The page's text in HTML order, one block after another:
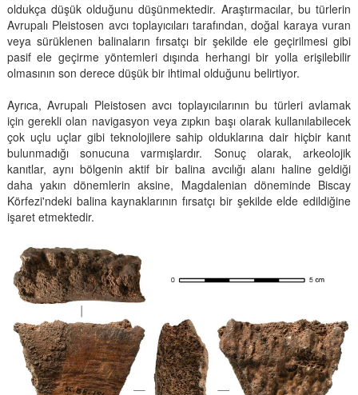
oldukça düşük olduğunu düşünmektedir. Araştırmacılar, bu türlerin
Avrupalı Pleistosen avcı toplayıcıları tarafından, doğal karaya vuran
veya sürüklenen balinaların fırsatçı bir şekilde ele geçirilmesi gibi
pasif ele geçirme yöntemleri dışında herhangi bir yolla erişilebilir
olmasının son derece düşük bir ihtimal olduğunu belirtiyor.
Ayrıca, Avrupalı Pleistosen avcı toplayıcılarının bu türleri avlamak
için gerekli olan navigasyon veya zıpkın başı olarak kullanılabilecek
çok uçlu uçlar gibi teknolojilere sahip olduklarına dair hiçbir kanıt
bulunmadığı sonucuna varmışlardır. Sonuç olarak, arkeolojik
kanıtlar, aynı bölgenin aktif bir balina avcılığı alanı haline geldiği
daha yakın dönemlerin aksine, Magdalenian döneminde Biscay
Körfezi'ndeki balina kaynaklarının fırsatçı bir şekilde elde edildiğine
işaret etmektedir.